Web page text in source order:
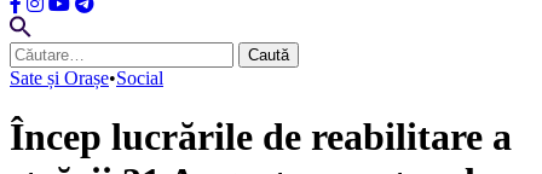
Caută
după:
Sate și Orașe•Social
Încep lucrările de reabilitare a